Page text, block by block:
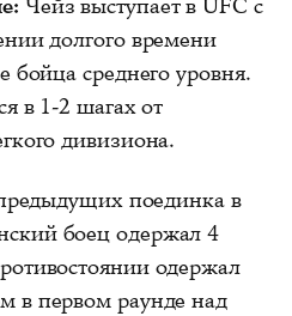
Чейз выступает в UFC с
долгого времени
бойца среднего уровня.
в 1-2 шагах от
дивизиона.
поединка в
боец одержал 4
одержал
в первом раунде над